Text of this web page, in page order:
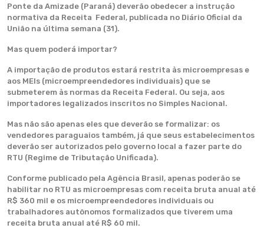
Ponte da Amizade (Paraná) deverão obedecer a instrução
normativa da Receita Federal, publicada no Diário Oficial da
União na última semana (31).
Mas quem poderá importar?
A importação de produtos estará restrita às microempresas e
aos MEIs (microempreendedores individuais) que se
submeterem às normas da Receita Federal. Ou seja, aos
importadores legalizados inscritos no Simples Nacional.
Mas não são apenas eles que deverão se formalizar: os
vendedores paraguaios também, já que seus estabelecimentos
deverão ser autorizados pelo governo local a fazer parte do
RTU (Regime de Tributação Unificada).
Conforme publicado pela Agência Brasil, apenas poderão se
habilitar no RTU as microempresas com receita bruta anual até
R$ 360 mil e os microempreendedores individuais ou
trabalhadores autônomos formalizados que tiverem uma
receita bruta anual até R$ 60 mil.